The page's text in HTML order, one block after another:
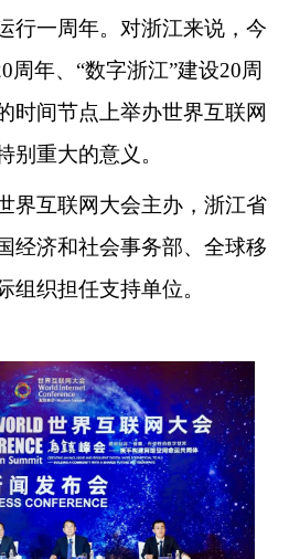
行一周年。对浙江来说，今
周年、“数字浙江”建设20周
时间节点上举办世界互联网
别重大的意义。
互联网大会主办，浙江省
经济和社会事务部、全球移
组织担任支持单位。